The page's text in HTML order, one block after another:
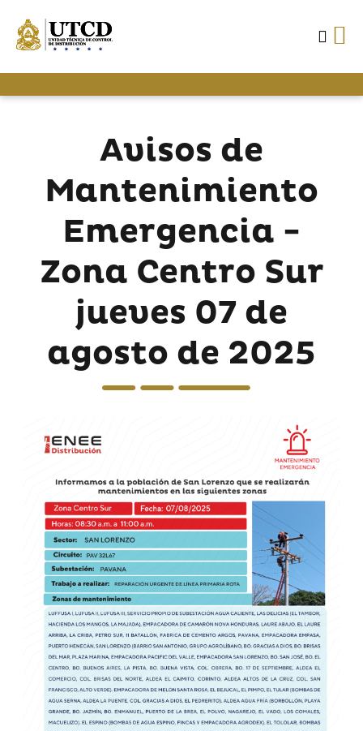
Avisos de
Mantenimiento
Emergencia -
Zona Centro Sur
jueves 07 de
agosto de 2025